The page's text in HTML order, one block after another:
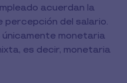
acuerdan la
percepción del salario.
monetaria
es decir, monetaria